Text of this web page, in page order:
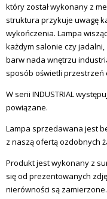
który został wykonany z
struktura przykuje uwagę
wykończenia. Lampa
każdym salonie czy
barw nada wnętrzu
sposób oświetli przestrzeń
W serii INDUSTRIAL
powiązane.
Lampa sprzedawana jest
z naszą ofertą ozdobnych
Produkt jest wykonany z
się od prezentowanych
nierówności są